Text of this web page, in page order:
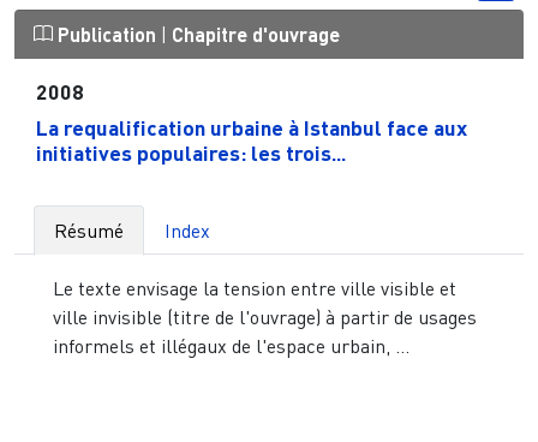
Publication | Chapitre d'ouvrage
2008
La requalification urbaine à Istanbul face aux
initiatives populaires: les trois...
Résumé Index
Le texte envisage la tension entre ville visible et
ville invisible (titre de l'ouvrage) à partir de usages
informels et illégaux de l'espace urbain, ...